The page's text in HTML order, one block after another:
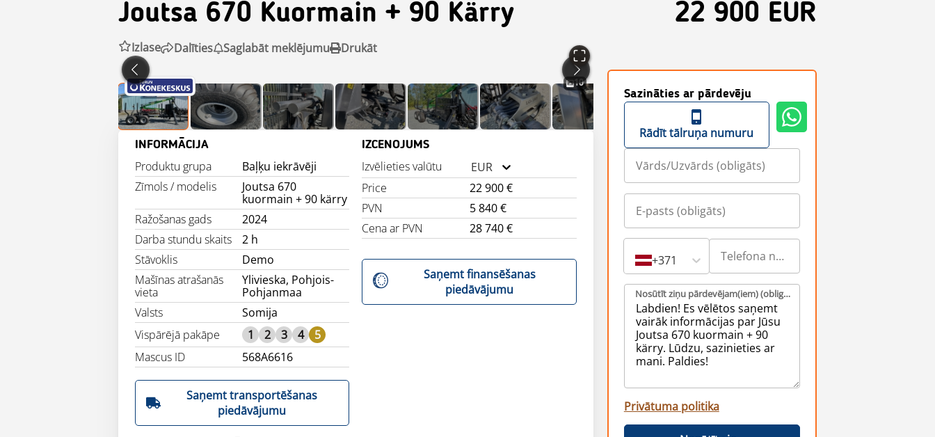
Joutsa 670 Kuormain + 90 Kärry 22 900 EUR
Izlase Dalīties Saglabāt meklējumu Drukāt
10
INFORMĀCIJA
Produktu grupa
Baļķu iekrāvēji
Zīmols / modelis
Joutsa 670
kuormain + 90 kärry
Ražošanas gads
2024
Darba stundu skaits
2 h
Stāvoklis
Demo
Mašīnas atrašanās
vieta
Ylivieska, Pohjois-
Pohjanmaa
Valsts
Somija
Vispārējā pakāpe
1 2 3 4
5
Mascus ID
568A6616
IZCENOJUMS
Izvēlieties valūtu
EUR
Price
22 900 €
PVN
5 840 €
Cena ar PVN
28 740 €
Saņemt finansēšanas
piedāvājumu
Saņemt transportēšanas
piedāvājumu
Sazināties ar pārdevēju
Rādīt tālruņa numuru
+371
Nosūtīt ziņu pārdevējam(iem) (obligāts)
Privātuma politika